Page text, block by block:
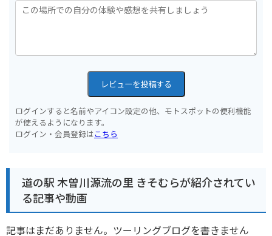
レビューを投稿する
ログインすると名前やアイコン設定の他、モトスポットの便利機能
が使えるようになります。
ログイン・会員登録はこちら
道の駅 木曽川源流の里 きそむらが紹介されてい
る記事や動画
記事はまだありません。ツーリングブログを書きません